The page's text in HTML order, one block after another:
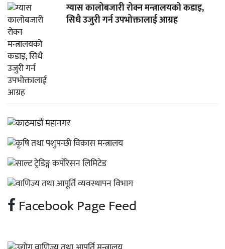
ग्यास कालोबजारी रोक्न मन्त्रालयको कडाइ,
सिधै उजुरी गर्न उपभोक्तालाई आग्रह
Facebook Page Feed